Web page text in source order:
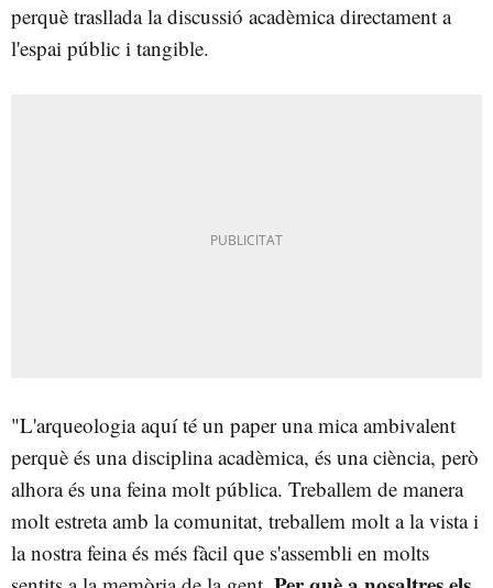
perquè trasllada la discussió acadèmica directament a
l'espai públic i tangible.
"L'arqueologia aquí té un paper una mica ambivalent
perquè és una disciplina acadèmica, és una ciència, però
alhora és una feina molt pública. Treballem de manera
molt estreta amb la comunitat, treballem molt a la vista i
la nostra feina és més fàcil que s'assembli en molts